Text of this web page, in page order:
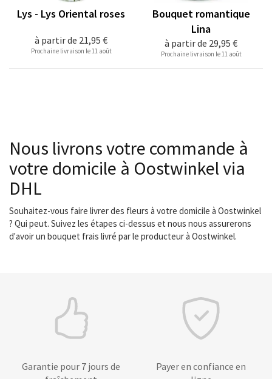
à partir de 21,95 €
Lys - Lys Oriental roses
Prochaine livraison le 11 août
à partir de 29,95 €
Bouquet romantique
Lina
Prochaine livraison le 11 août
Nous livrons votre commande à
votre domicile à Oostwinkel via
DHL
Souhaitez-vous faire livrer des fleurs à votre domicile à Oostwinkel
? Qui peut. Suivez les étapes ci-dessus et nous nous assurerons
d'avoir un bouquet frais livré par le producteur à Oostwinkel.
Garantie pour 7 jours de
Payer en confiance en